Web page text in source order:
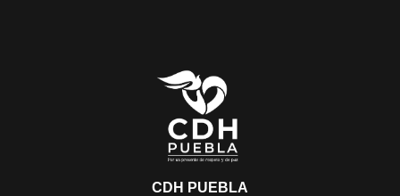
CDH PUEBLA